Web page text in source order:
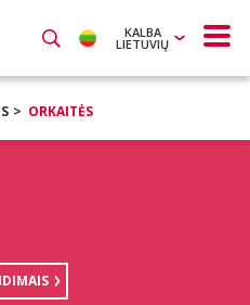
KALBA
LIETUVIŲ
ORKAITĖS